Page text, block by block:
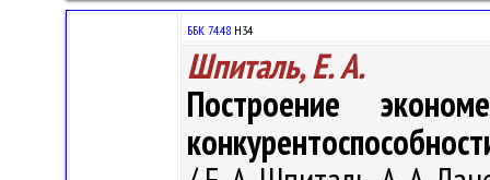
ББК 74.48 Н34
Шпиталь, Е. А.
Построение